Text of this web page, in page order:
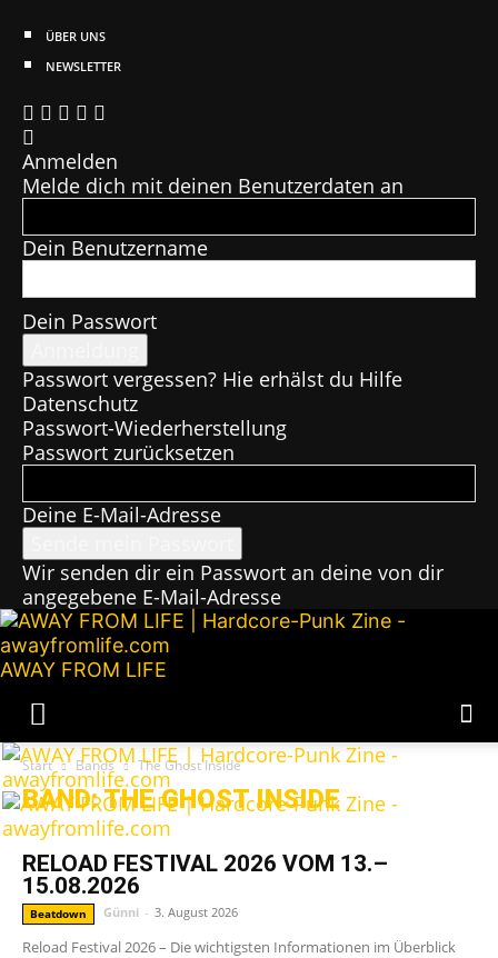
ÜBER UNS
NEWSLETTER
Anmelden
Melde dich mit deinen Benutzerdaten an
Dein Benutzername
Dein Passwort
Passwort vergessen? Hie erhälst du Hilfe
Datenschutz
Passwort-Wiederherstellung
Passwort zurücksetzen
Deine E-Mail-Adresse
Wir senden dir ein Passwort an deine von dir
angegebene E-Mail-Adresse
AWAY FROM LIFE
Start Bands The Ghost Inside
BAND: THE GHOST INSIDE
RELOAD FESTIVAL 2026 VOM 13.–
15.08.2026
Beatdown Günni - 3. August 2026
Reload Festival 2026 – Die wichtigsten Informationen im Überblick